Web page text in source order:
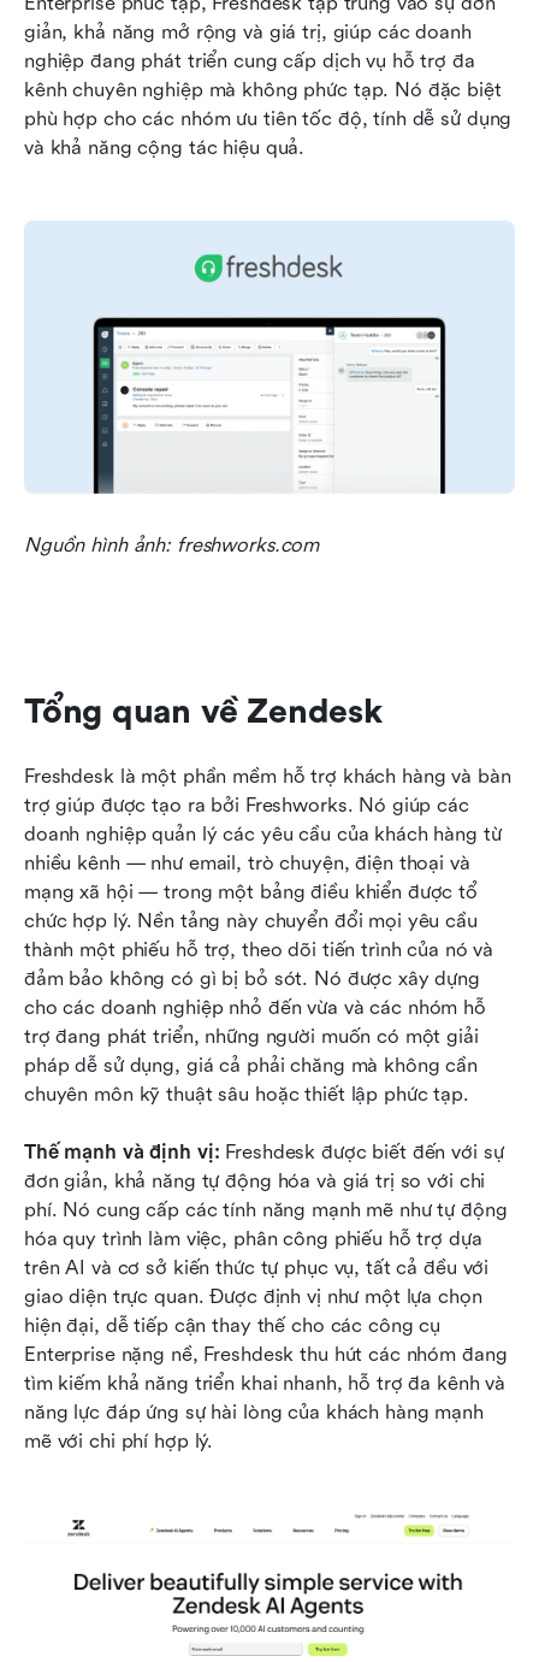
giản, khả năng mở rộng và giá trị, giúp các doanh
nghiệp đang phát triển cung cấp dịch vụ hỗ trợ đa
kênh chuyên nghiệp mà không phức tạp. Nó đặc biệt
phù hợp cho các nhóm ưu tiên tốc độ, tính dễ sử dụng
và khả năng cộng tác hiệu quả.
Nguồn hình ảnh: freshworks.com
Tổng quan về Zendesk
Freshdesk là một phần mềm hỗ trợ khách hàng và bàn
trợ giúp được tạo ra bởi Freshworks. Nó giúp các
doanh nghiệp quản lý các yêu cầu của khách hàng từ
nhiều kênh — như email, trò chuyện, điện thoại và
mạng xã hội — trong một bảng điều khiển được tổ
chức hợp lý. Nền tảng này chuyển đổi mọi yêu cầu
thành một phiếu hỗ trợ, theo dõi tiến trình của nó và
đảm bảo không có gì bị bỏ sót. Nó được xây dựng
cho các doanh nghiệp nhỏ đến vừa và các nhóm hỗ
trợ đang phát triển, những người muốn có một giải
pháp dễ sử dụng, giá cả phải chăng mà không cần
chuyên môn kỹ thuật sâu hoặc thiết lập phức tạp.
Thế mạnh và định vị: Freshdesk được biết đến với sự
đơn giản, khả năng tự động hóa và giá trị so với chi
phí. Nó cung cấp các tính năng mạnh mẽ như tự động
hóa quy trình làm việc, phân công phiếu hỗ trợ dựa
trên AI và cơ sở kiến thức tự phục vụ, tất cả đều với
giao diện trực quan. Được định vị như một lựa chọn
hiện đại, dễ tiếp cận thay thế cho các công cụ
Enterprise nặng nề, Freshdesk thu hút các nhóm đang
tìm kiếm khả năng triển khai nhanh, hỗ trợ đa kênh và
năng lực đáp ứng sự hài lòng của khách hàng mạnh
mẽ với chi phí hợp lý.